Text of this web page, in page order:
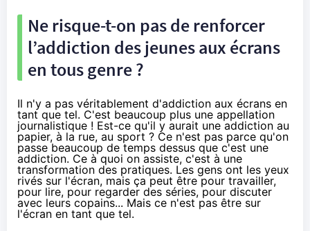
Ne risque-t-on pas de renforcer
l’addiction des jeunes aux écrans
en tous genre ?
Il n'y a pas véritablement d'addiction aux écrans en
tant que tel. C'est beaucoup plus une appellation
journalistique ! Est-ce qu'il y aurait une addiction au
papier, à la rue, au sport ? Ce n'est pas parce qu'on
passe beaucoup de temps dessus que c'est une
addiction. Ce à quoi on assiste, c'est à une
transformation des pratiques. Les gens ont les yeux
rivés sur l'écran, mais ça peut être pour travailler,
pour lire, pour regarder des séries, pour discuter
avec leurs copains... Mais ce n'est pas être sur
l'écran en tant que tel.